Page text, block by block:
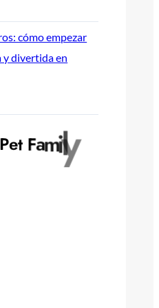
cómo empezar
y divertida en
Pet Family